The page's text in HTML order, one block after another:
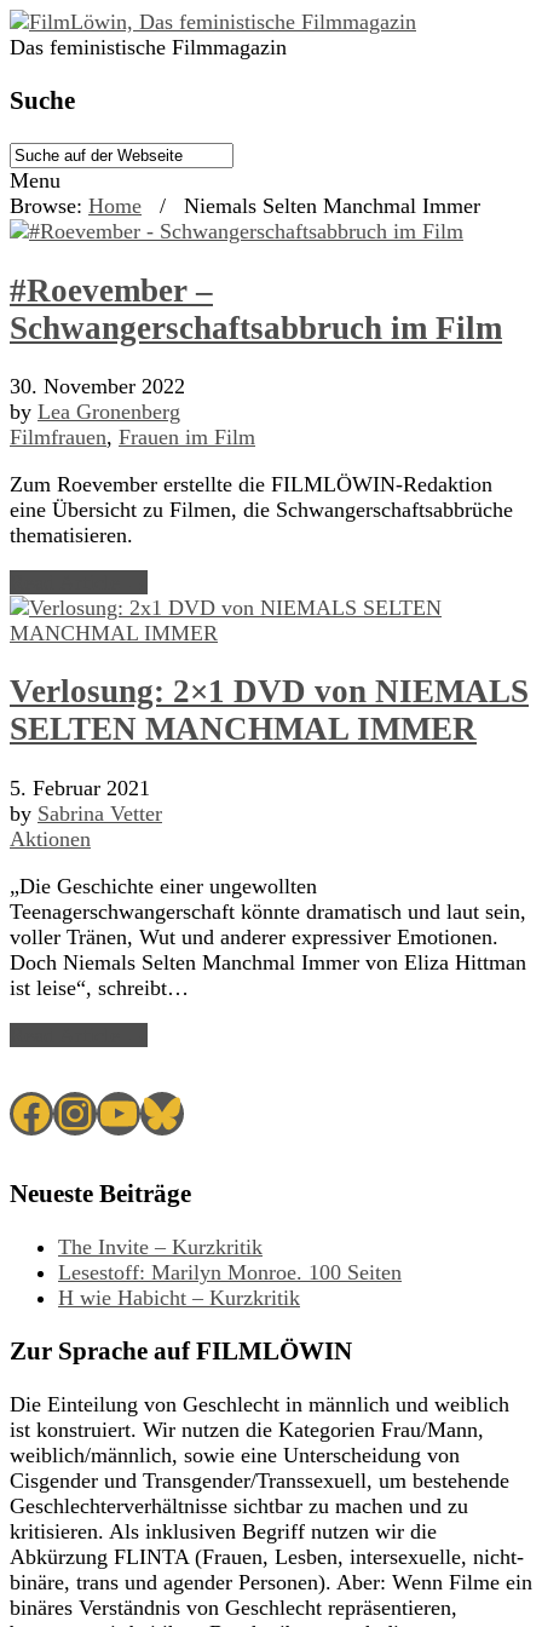
Das feministische Filmmagazin
Suche
Menu
Browse: Home / Niemals Selten Manchmal Immer
#Roevember –
Schwangerschaftsabbruch im Film
30. November 2022
by Lea Gronenberg
Filmfrauen, Frauen im Film
Zum Roevember erstellte die FILMLÖWIN-Redaktion
eine Übersicht zu Filmen, die Schwangerschaftsabbrüche
thematisieren.
Verlosung: 2×1 DVD von NIEMALS
SELTEN MANCHMAL IMMER
5. Februar 2021
by Sabrina Vetter
Aktionen
„Die Geschichte einer ungewollten
Teenagerschwangerschaft könnte dramatisch und laut sein,
voller Tränen, Wut und anderer expressiver Emotionen.
Doch Niemals Selten Manchmal Immer von Eliza Hittman
ist leise“, schreibt…
Facebook
Instagram
YouTube
Bluesky
Neueste Beiträge
The Invite – Kurzkritik
Lesestoff: Marilyn Monroe. 100 Seiten
H wie Habicht – Kurzkritik
Zur Sprache auf FILMLÖWIN
Die Einteilung von Geschlecht in männlich und weiblich
ist konstruiert. Wir nutzen die Kategorien Frau/Mann,
weiblich/männlich, sowie eine Unterscheidung von
Cisgender und Transgender/Transsexuell, um bestehende
Geschlechterverhältnisse sichtbar zu machen und zu
kritisieren. Als inklusiven Begriff nutzen wir die
Abkürzung FLINTA (Frauen, Lesben, intersexuelle, nicht-
binäre, trans und agender Personen). Aber: Wenn Filme ein
binäres Verständnis von Geschlecht repräsentieren,